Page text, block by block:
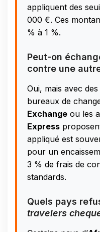
appliquent des
000 €. Ces
% à 1 %.
Peut-on
contre une
Oui, mais avec
bureaux de
Exchange ou les
Express
appliqué est
pour un
3 % de frais de
standards.
Quels pays
travelers